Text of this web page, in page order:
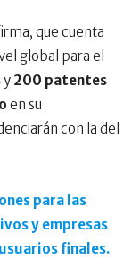
que cuenta
global para el
y 200 patentes
en su
con la del
para las
y empresas
finales.